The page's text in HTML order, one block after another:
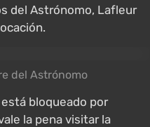
del Astrónomo, Lafleur
del Astrónomo
bloqueado por
la pena visitar la